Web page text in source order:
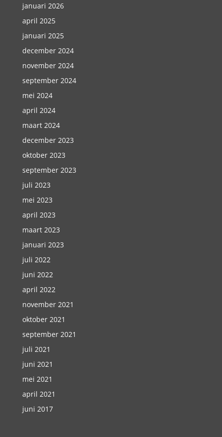
januari 2026
april 2025
januari 2025
december 2024
november 2024
september 2024
mei 2024
april 2024
maart 2024
december 2023
oktober 2023
september 2023
juli 2023
mei 2023
april 2023
maart 2023
januari 2023
juli 2022
juni 2022
april 2022
november 2021
oktober 2021
september 2021
juli 2021
juni 2021
mei 2021
april 2021
juni 2017